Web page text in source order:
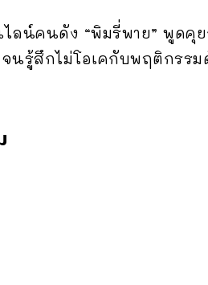
ไลน์คนดัง “พิมรี่พาย” พูด
นรู้สึกไม่โอเคกับพฤติกรรม